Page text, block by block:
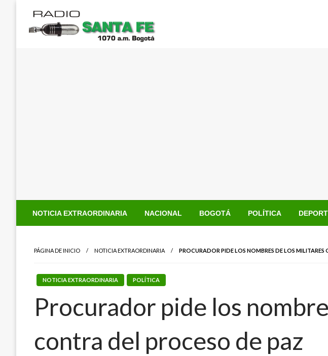
contenido
NOTICIA EXTRAORDINARIA NACIONAL BOGOTÁ POLÍTICA
PÁGINA DE INICIO NOTICIA EXTRAORDINARIA PROCURADOR PIDE LOS NOMBRES DE LOS MILITARES
NOTICIA EXTRAORDINARIA POLÍTICA
Procurador pide los
contra del proceso de paz